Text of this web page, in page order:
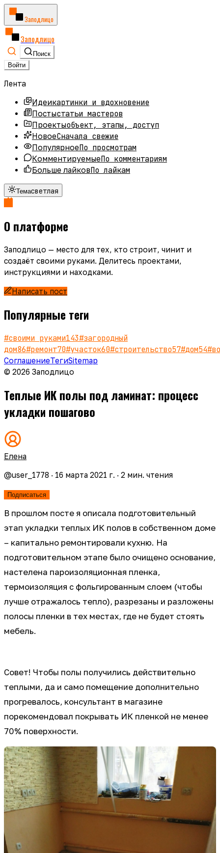
Заподлицо
Заподлицо
Поиск
Войти
Лента
Идеикартинки и вдохновение
Постыстатьи мастеров
Проектыобъект, этапы, доступ
НовоеСначала свежие
ПопулярноеПо просмотрам
КомментируемыеПо комментариям
Больше лайковПо лайкам
Темасветлая
О платформе
Заподлицо — место для тех, кто строит, чинит и
создаёт своими руками. Делитесь проектами,
инструкциями и находками.
Написать пост
Популярные теги
#своими руками143#загородный
дом86#ремонт70#участок60#строительство57#дом54#
СоглашениеТегиSitemap
© 2026 Заподлицо
Теплые ИК полы под ламинат: процесс
укладки пошагово
Елена
@user_1778 · 16 марта 2021 г. · 2 мин. чтения
Подписаться
В прошлом посте я описала подготовительный
этап укладки теплых ИК полов в собственном доме
– капитально ремонтировали кухню. На
подготовительном этапе было очищено основание,
настелена пароизоляционная пленка,
термоизоляция с фольгированным слоем (чтобы
лучше отражалось тепло), разрезаны и разложены
полосы пленки в тех местах, где не будет стоять
мебель.
Совет! Чтобы полы получились действительно
теплыми, да и само помещение дополнительно
прогревалось, консультант в магазине
порекомендовал покрывать ИК пленкой не менее
70% поверхности.